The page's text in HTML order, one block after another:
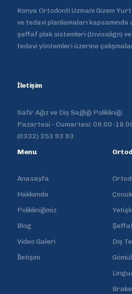
Konya Ortodonti Uzmanı Gizem
ve tedavi planlamaları kapsamında
şeffaf plak sistemleri (Invisalign)
tedavi yöntemleri üzerine
İletişim
Safir Ağız ve Diş Sağlığı Polikliniği
Pazartesi - Cumartesi: 09.00-
(0332) 353 93 93
Menu
Anasayfa
Hakkımda
Polikliniğimiz
Blog
Video Galeri
İletişim
Diş